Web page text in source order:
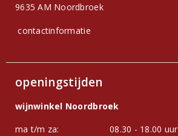
9635 AM Noordbroek
contactinformatie
openingstijden
wijnwinkel Noordbroek
ma t/m za:
08.30 - 18.00 uur